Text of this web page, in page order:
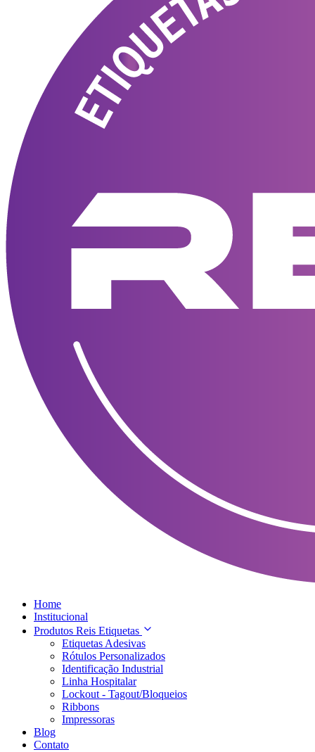
Home
Institucional
Produtos Reis Etiquetas
Etiquetas Adesivas
Rótulos Personalizados
Identificação Industrial
Linha Hospitalar
Lockout - Tagout/Bloqueios
Ribbons
Impressoras
Blog
Contato